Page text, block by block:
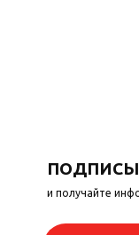
и получайте